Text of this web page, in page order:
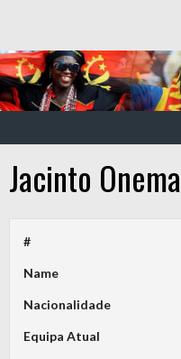
content
Jacinto Onema
#
Name
Nacionalidade
Equipa Atual